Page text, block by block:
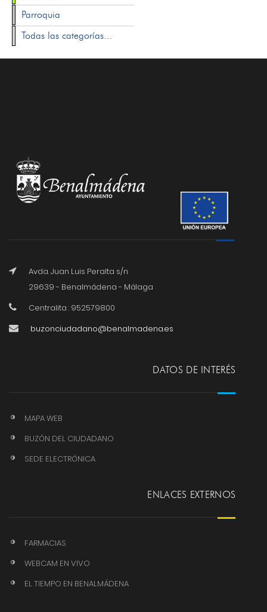
Parroquia
Todas las categorías...
Avda. Juan Luis Peralta s/n
29639 - Benalmádena - Málaga
Centralita : 952579800
buzonciudadano@benalmadena.es
DATOS DE INTERÉS
MAPA WEB
BUZÓN DEL CIUDADANO
SEDE ELECTRÓNICA
ENLACES EXTERNOS
FARMACIAS
WEBCAM EN VIVO
EL TIEMPO EN BENALMÁDENA